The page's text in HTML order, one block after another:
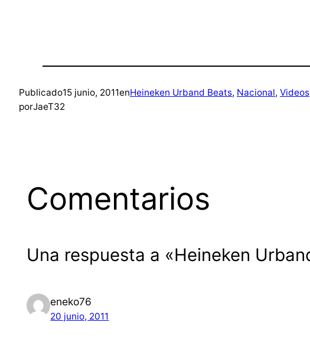
Publicado15 junio, 2011enHeineken Urband Beats, Nacional, Videos
porJaeT32
Comentarios
Una respuesta a «Heineken
eneko76
20 junio, 2011